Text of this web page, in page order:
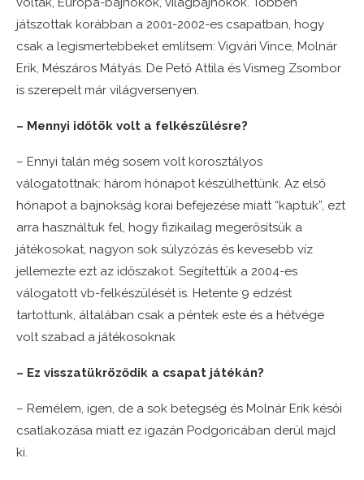
játszottak korábban a 2001-2002-es csapatban, hogy
csak a legismertebbeket említsem: Vigvári Vince, Molnár
Erik, Mészáros Mátyás. De Pető Attila és Vismeg Zsombor
is szerepelt már világversenyen.
– Mennyi időtök volt a felkészülésre?
– Ennyi talán még sosem volt korosztályos
válogatottnak: három hónapot készülhettünk. Az első
hónapot a bajnokság korai befejezése miatt “kaptuk”, ezt
arra használtuk fel, hogy fizikailag megerősítsük a
játékosokat, nagyon sok súlyzózás és kevesebb víz
jellemezte ezt az időszakot. Segítettük a 2004-es
válogatott vb-felkészülését is. Hetente 9 edzést
tartottunk, általában csak a péntek este és a hétvége
volt szabad a játékosoknak
– Ez visszatükröződik a csapat játékán?
– Remélem, igen, de a sok betegség és Molnár Erik késői
csatlakozása miatt ez igazán Podgoricában derül majd
ki.